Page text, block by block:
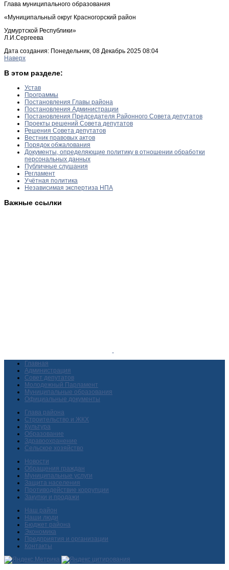
Глава муниципального образования
«Муниципальный округ Красногорский район
Удмуртской Республики»
Л.И.Сергеева
Дата создания: Понедельник, 08 Декабрь 2025 08:04
Наверх
В этом разделе:
Устав
Программы
Постановления Главы района
Постановления Администрации
Постановления Председателя Районного Совета депутатов
Проекты решений Совета депутатов
Решения Совета депутатов
Вестник правовых актов
Порядок обжалования
Документы, определяющие политику в отношении обработки
персональных данных
Публичные слушания
Регламент
Учётная политика
Независимая экспертиза НПА
Важные ссылки
Главная
Администрация
Совет депутатов
Молодежный Парламент
Муниципальные образования
Официальные документы
Глава района
Строительство и ЖКХ
Культура
Образование
Здравоохранение
Сельское хозяйство
Новости
Обращения граждан
Муниципальные услуги
Защита населения
Противодействие коррупции
Закупки и продажи
Наш район
Наши люди
Бюджет района
Экономика
Предприятия и организации
Контакты